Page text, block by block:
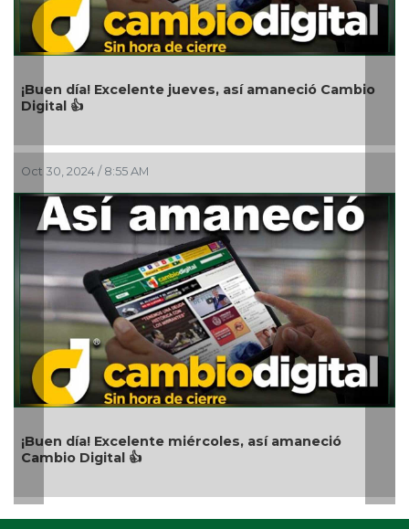
jueves, así amaneció Cambio
AM
miércoles, así amaneció
👍
¡Buen día!
Buen día, así